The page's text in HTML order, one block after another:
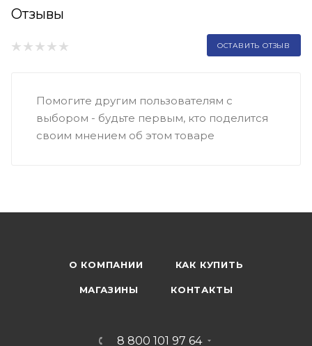
Отзывы
ОСТАВИТЬ ОТЗЫВ
Помогите другим пользователям с
выбором - будьте первым, кто поделится
своим мнением об этом товаре
О КОМПАНИИ КАК КУПИТЬ
МАГАЗИНЫ КОНТАКТЫ
8 800 101 97 64